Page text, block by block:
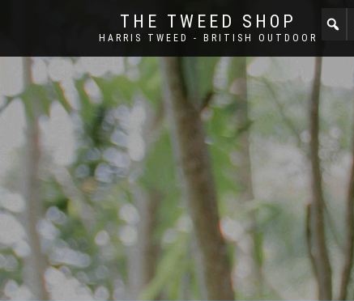
THE TWEED SHOP
HARRIS TWEED - BRITISH OUTDOOR